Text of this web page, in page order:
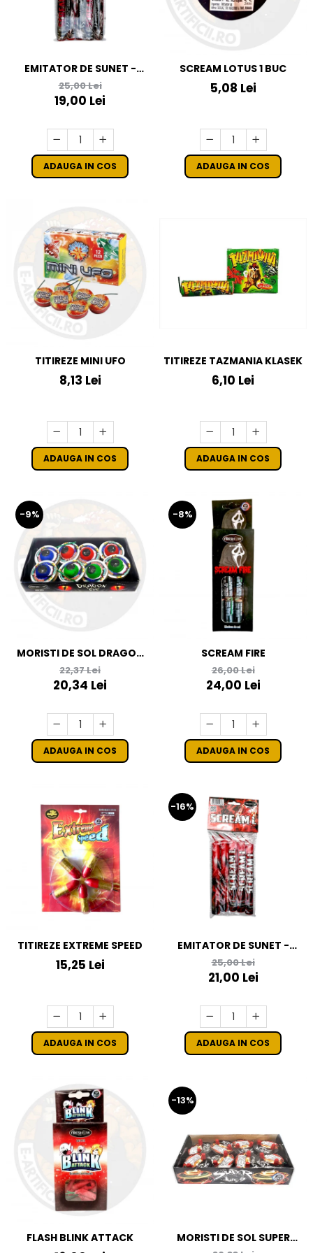
EMITATOR DE SUNET -
SCREAM M
25,00 Lei
19,00 Lei
ADAUGA IN COS
SCREAM LOTUS 1 BUC
5,08 Lei
ADAUGA IN COS
TITIREZE MINI UFO
8,13 Lei
ADAUGA IN COS
TITIREZE TAZMANIA KLASEK
6,10 Lei
ADAUGA IN COS
-9%
MORISTI DE SOL DRAGON
EYE
22,37 Lei
20,34 Lei
ADAUGA IN COS
-8%
SCREAM FIRE
26,00 Lei
24,00 Lei
ADAUGA IN COS
TITIREZE EXTREME SPEED
15,25 Lei
ADAUGA IN COS
-16%
EMITATOR DE SUNET -
SCREAM L
25,00 Lei
21,00 Lei
ADAUGA IN COS
FLASH BLINK ATTACK
-13%
MORISTI DE SOL SUPER